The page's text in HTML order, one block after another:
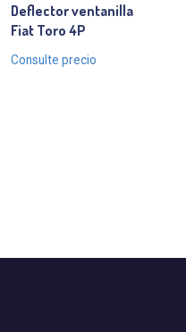
Deflector ventanilla
Fiat Toro 4P
Consulte precio